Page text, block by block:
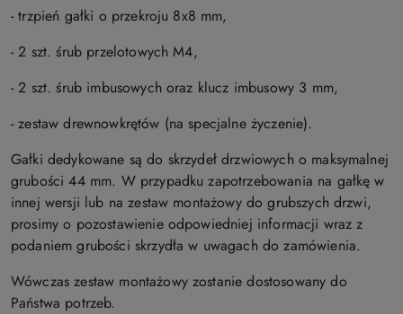
- trzpień gałki o przekroju 8x8 mm,
- 2 szt. śrub przelotowych M4,
- 2 szt. śrub imbusowych oraz klucz imbusowy 3 mm,
- zestaw drewnowkrętów (na specjalne życzenie).
Gałki dedykowane są do skrzydeł drzwiowych o maksymalnej
grubości 44 mm. W przypadku zapotrzebowania na gałkę w
innej wersji lub na zestaw montażowy do grubszych drzwi,
prosimy o pozostawienie odpowiedniej informacji wraz z
podaniem grubości skrzydła w uwagach do zamówienia.
Wówczas zestaw montażowy zostanie dostosowany do
Państwa potrzeb.